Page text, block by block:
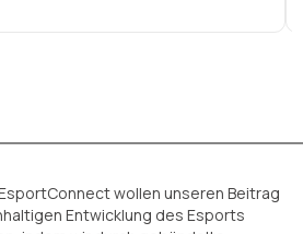
wollen unseren Beitrag
Entwicklung des Esports